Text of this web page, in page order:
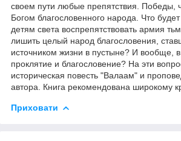
своем пути любые препятствия. Победы,
Богом благословенного народа. Что
детям света воспрепятствовать армия
лишить целый народ благословения,
источником жизни в пустыне? И вообще,
проклятие и благословение? На эти
историческая повесть "Валаам" и
автора. Книга рекомендована широкому
Приховати